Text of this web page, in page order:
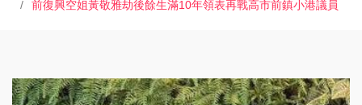
前復興空姐黃敬雅劫後餘生滿10年領表再戰高市前鎮小港議員